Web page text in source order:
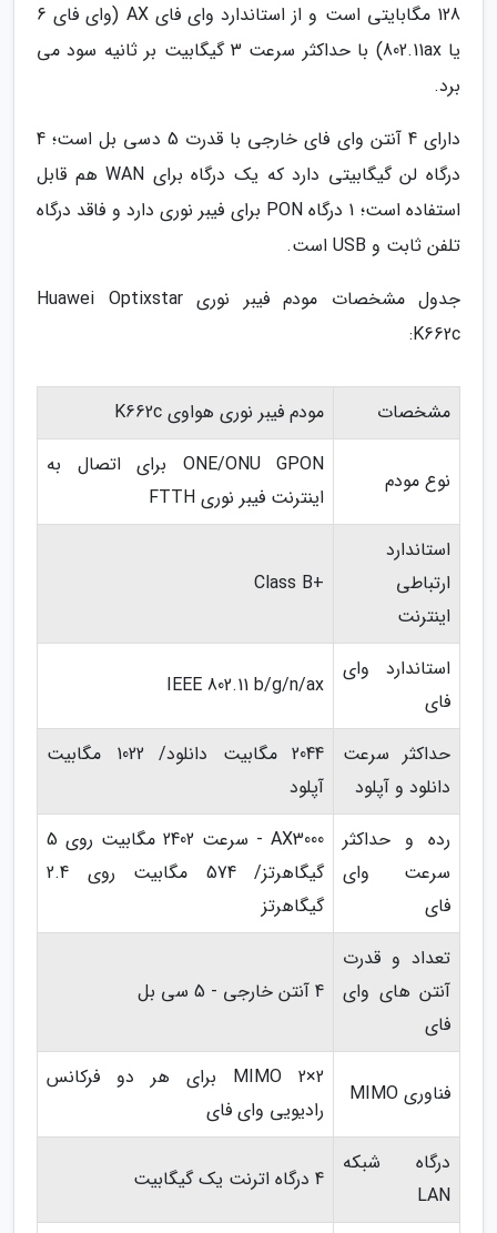
128 مگابایتی است و از استاندارد وای فای AX (وای فای 6
یا 802.11ax) با حداکثر سرعت 3 گیگابیت بر ثانیه سود می
برد.
دارای 4 آنتن وای فای خارجی با قدرت 5 دسی بل است؛ 4
درگاه لن گیگابیتی دارد که یک درگاه برای WAN هم قابل
استفاده است؛ 1 درگاه PON برای فیبر نوری دارد و فاقد درگاه
تلفن ثابت و USB است.
جدول مشخصات مودم فیبر نوری Huawei Optixstar
K662c:
مشخصات مودم فیبر نوری هواوی K662c
نوع مودم
ONE/ONU GPON برای اتصال به
اینترنت فیبر نوری FTTH
استاندارد
ارتباطی
اینترنت
+Class B
استاندارد وای
فای
IEEE 802.11 b/g/n/ax
حداکثر سرعت
دانلود و آپلود
2044 مگابیت دانلود/ 1022 مگابیت
آپلود
رده و حداکثر
سرعت وای
فای
AX3000 - سرعت 2402 مگابیت روی 5
گیگاهرتز/ 574 مگابیت روی 2.4
گیگاهرتز
تعداد و قدرت
آنتن های وای
فای
4 آنتن خارجی - 5 سی بل
فناوری MIMO
MIMO 2×2 برای هر دو فرکانس
رادیویی وای فای
درگاه شبکه
LAN
4 درگاه اترنت یک گیگابیت